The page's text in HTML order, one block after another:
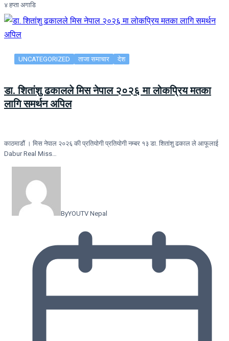
४ हप्ता अगाडि
UNCATEGORIZED ताजा समाचार देश
डा. शितांशु ढकालले मिस नेपाल २०२६ मा लोकप्रिय मतका
लागि समर्थन अपिल
काठमाडौं । मिस नेपाल २०२६ की प्रतियोगी प्रतियोगी नम्बर १३ डा. शितांशु ढकाल ले आफूलाई
Dabur Real Miss…
ByYOUTV Nepal